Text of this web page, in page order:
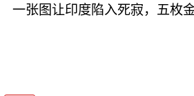
一张图让印度陷入死寂，五枚